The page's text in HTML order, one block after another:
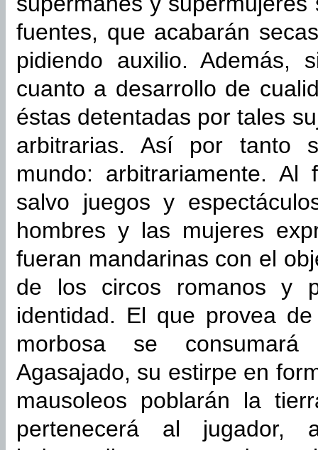
fuentes, que acabarán
pidiendo auxilio. Además,
cuanto a desarrollo de
éstas detentadas por tales
arbitrarias. Así por tanto
mundo: arbitrariamente.
salvo juegos y
hombres y las mujeres
fueran mandarinas con el
de los circos romanos y
identidad. El que provea
morbosa se
Agasajado, su estirpe en
mausoleos poblarán la
pertenecerá al jugador,